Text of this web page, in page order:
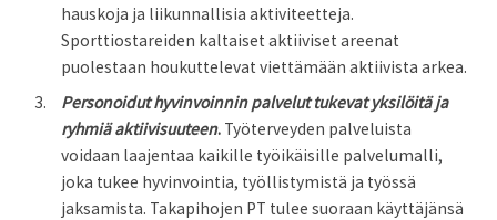
hauskoja ja liikunnallisia aktiviteetteja.
Sporttiostareiden kaltaiset aktiiviset areenat
puolestaan houkuttelevat viettämään aktiivis­ta arkea.
Personoidut hyvinvoinnin palvelut tukevat yksilöitä ja
ryhmiä aktiivisuuteen. Työterveyden palveluista
voidaan laajentaa kaikille työikäisille palvelumalli,
joka tukee hyvinvointia, työllisty­mistä ja työssä
jaksamista. Takapihojen PT tulee suoraan käyttäjänsä